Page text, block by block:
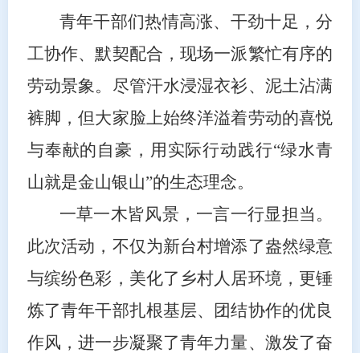
青年干部们热情高涨、干劲十足，分
工协作、默契配合，现场一派繁忙有序的
劳动景象。尽管汗水浸湿衣衫、泥土沾满
裤脚，但大家脸上始终洋溢着劳动的喜悦
与奉献的自豪，用实际行动践行“绿水青
山就是金山银山”的生态理念。
一草一木皆风景，一言一行显担当。
此次活动，不仅为新台村增添了盎然绿意
与缤纷色彩，美化了乡村人居环境，更锤
炼了青年干部扎根基层、团结协作的优良
作风，进一步凝聚了青年力量、激发了奋